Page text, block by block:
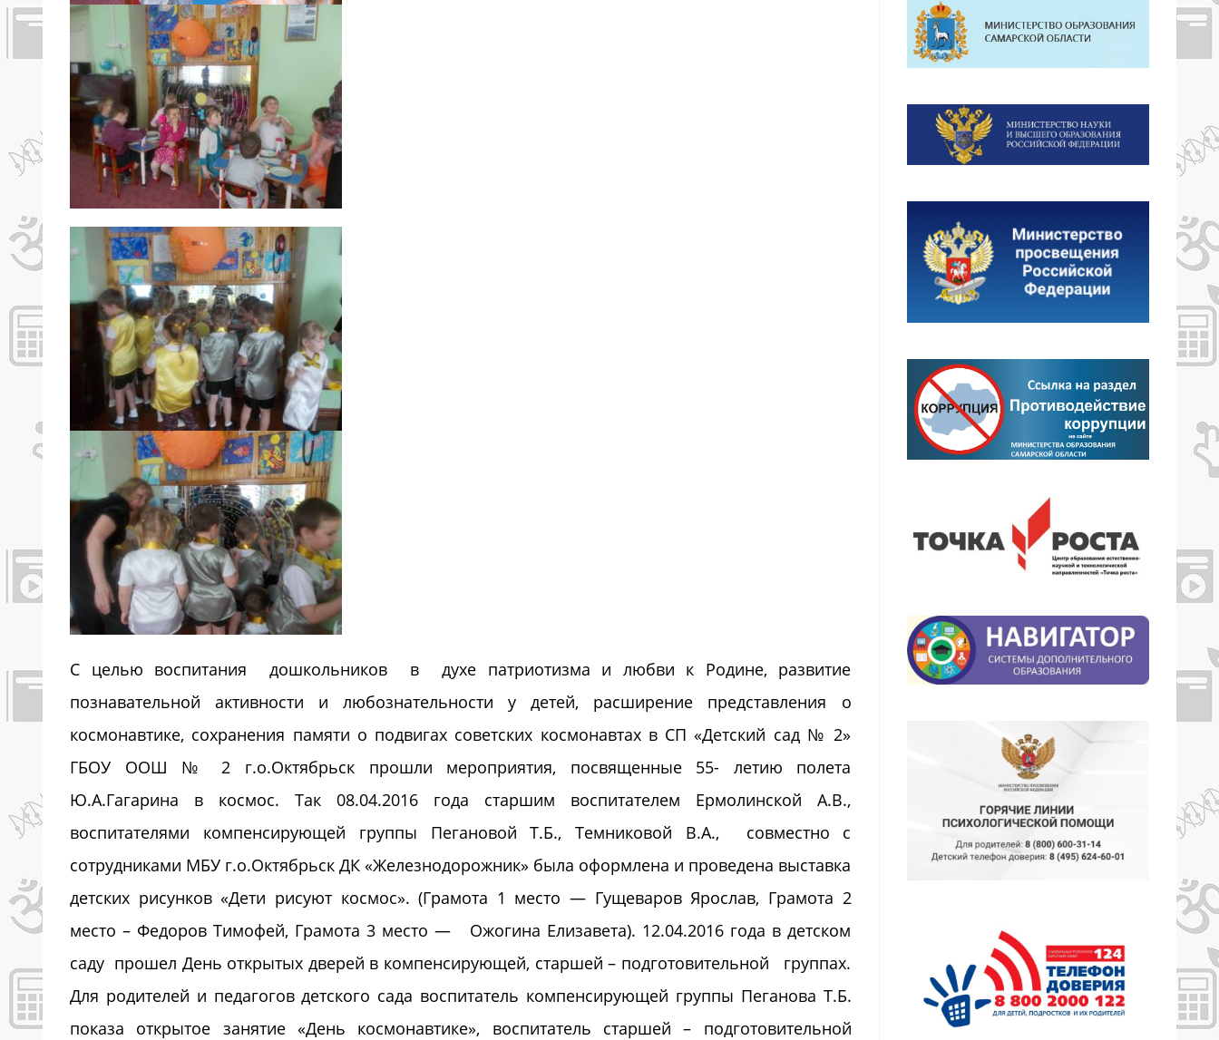
С целью воспитания дошкольников в духе патриотизма и любви к Родине, развитие
познавательной активности и любознательности у детей, расширение представления о
космонавтике, сохранения памяти о подвигах советских космонавтах в СП «Детский сад № 2»
ГБОУ ООШ № 2 г.о.Октябрьск прошли мероприятия, посвященные 55- летию полета
Ю.А.Гагарина в космос. Так 08.04.2016 года старшим воспитателем Ермолинской А.В.,
воспитателями компенсирующей группы Пегановой Т.Б., Темниковой В.А., совместно с
сотрудниками МБУ г.о.Октябрьск ДК «Железнодорожник» была оформлена и проведена выставка
детских рисунков «Дети рисуют космос». (Грамота 1 место — Гущеваров Ярослав, Грамота 2
место – Федоров Тимофей, Грамота 3 место — Ожогина Елизавета). 12.04.2016 года в детском
саду прошел День открытых дверей в компенсирующей, старшей – подготовительной группах.
Для родителей и педагогов детского сада воспитатель компенсирующей группы Пеганова Т.Б.
показа открытое занятие «День космонавтике», воспитатель старшей – подготовительной